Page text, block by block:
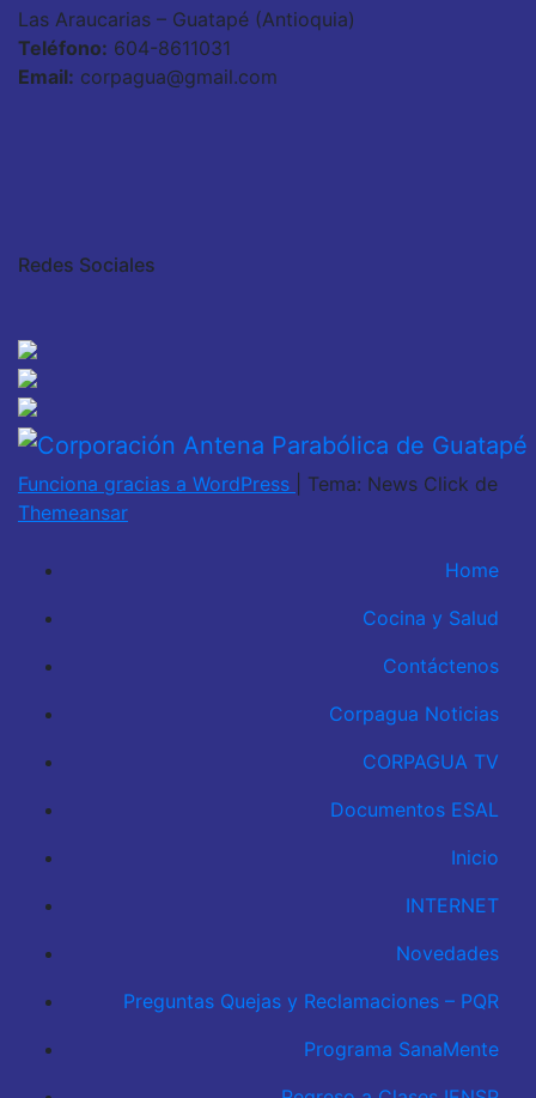
Las Araucarias – Guatapé (Antioquia)
Teléfono: 604-8611031
Email: corpagua@gmail.com
Redes Sociales
Funciona gracias a WordPress
Tema: News Click de
Themeansar
Home
Cocina y Salud
Contáctenos
Corpagua Noticias
CORPAGUA TV
Documentos ESAL
Inicio
INTERNET
Novedades
Preguntas Quejas y Reclamaciones – PQR
Programa SanaMente